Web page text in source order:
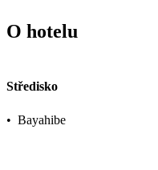
O hotelu
Středisko
• Bayahibe